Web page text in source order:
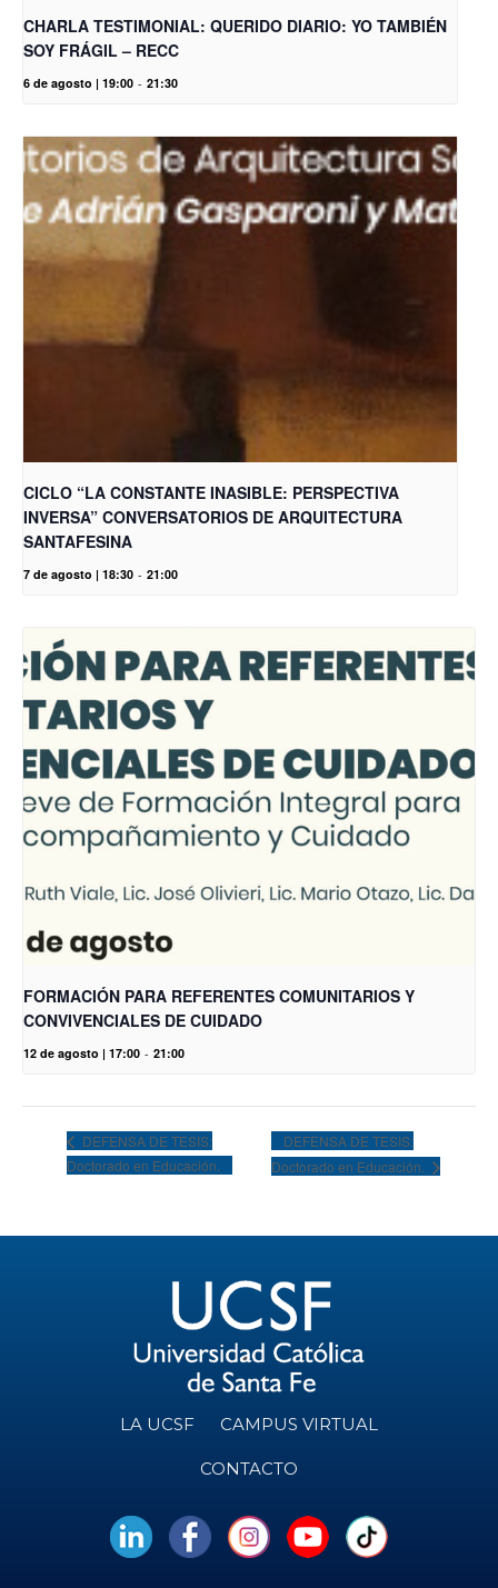
CHARLA TESTIMONIAL: QUERIDO DIARIO: YO TAMBIÉN
SOY FRÁGIL – RECC
6 de agosto | 19:00 - 21:30
CICLO “LA CONSTANTE INASIBLE: PERSPECTIVA
INVERSA” CONVERSATORIOS DE ARQUITECTURA
SANTAFESINA
7 de agosto | 18:30 - 21:00
FORMACIÓN PARA REFERENTES COMUNITARIOS Y
CONVIVENCIALES DE CUIDADO
12 de agosto | 17:00 - 21:00
DEFENSA DE TESIS:
Doctorado en Educación.
DEFENSA DE TESIS:
Doctorado en Educación.
LA UCSF CAMPUS VIRTUAL
CONTACTO